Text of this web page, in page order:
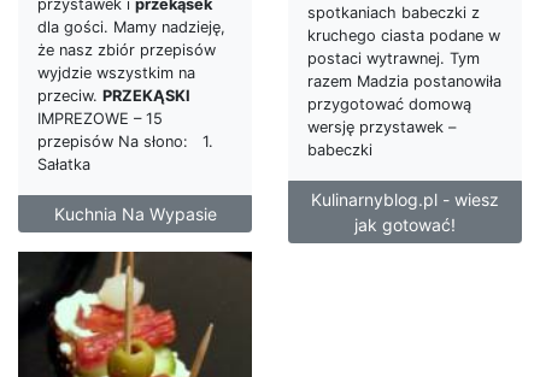
przystawek i przekąsek
dla gości. Mamy nadzieję,
że nasz zbiór przepisów
wyjdzie wszystkim na
przeciw. PRZEKĄSKI
IMPREZOWE – 15
przepisów Na słono: 1.
Sałatka
Kuchnia Na Wypasie
spotkaniach babeczki z
kruchego ciasta podane w
postaci wytrawnej. Tym
razem Madzia postanowiła
przygotować domową
wersję przystawek –
babeczki
Kulinarnyblog.pl - wiesz
jak gotować!